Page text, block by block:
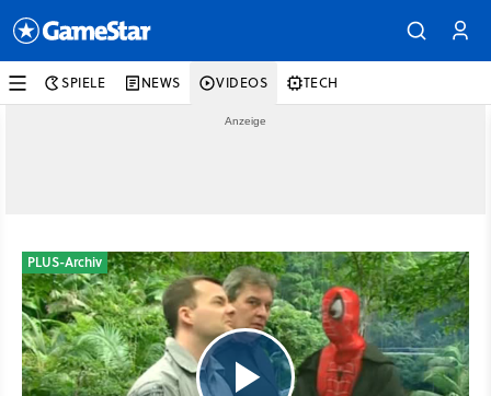
SPIELE NEWS VIDEOS TECH
PLUS-Archiv